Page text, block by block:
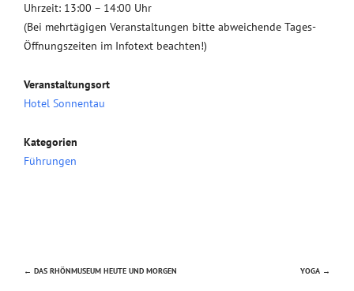
Uhrzeit: 13:00 – 14:00 Uhr
(Bei mehrtägigen Veranstaltungen bitte abweichende Tages-
Öffnungszeiten im Infotext beachten!)
Veranstaltungsort
Hotel Sonnentau
Kategorien
Führungen
Beitragsnavigation
← DAS RHÖNMUSEUM HEUTE UND MORGEN YOGA →